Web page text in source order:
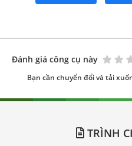
Đánh giá công cụ này
Bạn cần chuyển đổi và tải
TRÌNH